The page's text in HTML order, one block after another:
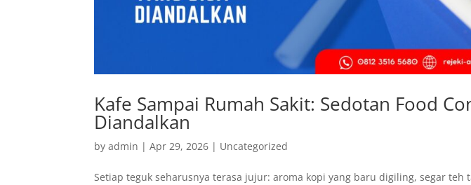
Kafe Sampai Rumah Sakit: Sedotan Food
Diandalkan
byadmin |Apr 29, 2026 | Uncategorized
Setiap teguk seharusnya terasa jujur: aroma kopi yang baru digiling, segar